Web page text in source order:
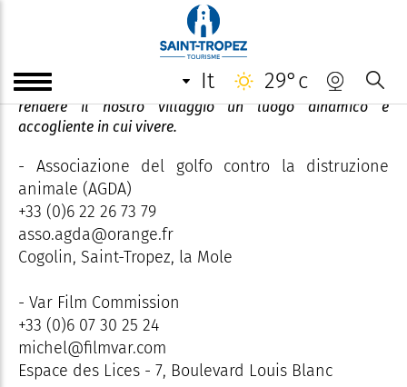
it 29°c
Associazioni - Vita locale
Le associazioni locali svolgono un ruolo attivo nel
rendere il nostro villaggio un luogo dinamico e
accogliente in cui vivere.
- Associazione del golfo contro la distruzione
animale (AGDA)
+33 (0)6 22 26 73 79
asso.agda@orange.fr
Cogolin, Saint-Tropez, la Mole
- Var Film Commission
+33 (0)6 07 30 25 24
michel@filmvar.com
Espace des Lices - 7, Boulevard Louis Blanc